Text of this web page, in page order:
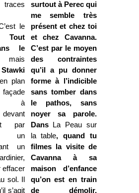
le
Tout
le
Stawki
plan
à
par
un
un
effacer
sol. Il
s’agit
surtout à Perec qui
me semble très
présent et chez toi
et chez Cavanna.
C’est par le moyen
des contraintes
qu’il a pu donner
forme à l’indicible
sans tomber dans
le pathos, sans
noyer sa parole.
Dans
La Peau sur
la table, quand tu
filmes la visite de
Cavanna à sa
maison d’enfance
qu’on est en train
de démolir,